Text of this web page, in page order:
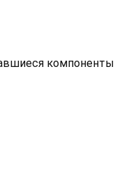
компоненты